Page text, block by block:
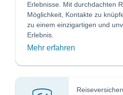
Erlebnisse. Mit durchdachten
Möglichkeit, Kontakte zu
zu einem einzigartigen und
Erlebnis.
Mehr erfahren